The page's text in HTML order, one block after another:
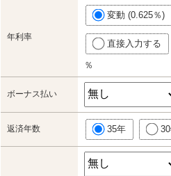
年利率
変動 (0.625％)
直接入力する
％
ボーナス払い
返済年数 35年